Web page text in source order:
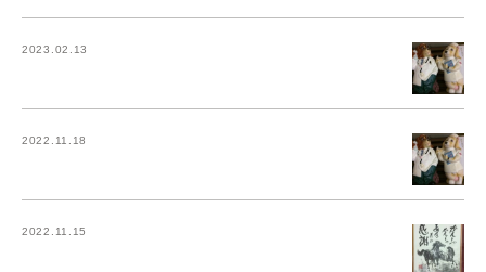
2023.02.13
2022.11.18
2022.11.15